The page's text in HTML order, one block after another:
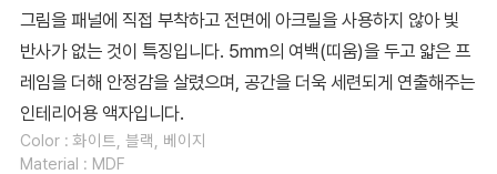
그림을 패널에 직접 부착하고 전면에 아크릴을 사용하지 않아 빛
반사가 없는 것이 특징입니다. 5mm의 여백(띠움)을 두고 얇은 프
레임을 더해 안정감을 살렸으며, 공간을 더욱 세련되게 연출해주는
인테리어용 액자입니다.
Color : 화이트, 블랙, 베이지
Material : MDF